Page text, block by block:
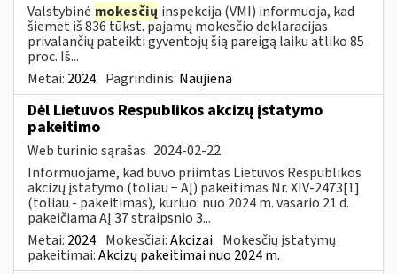
Valstybinė mokesčių inspekcija (VMI) informuoja, kad
šiemet iš 836 tūkst. pajamų mokesčio deklaracijas
privalančių pateikti gyventojų šią pareigą laiku atliko 85
proc. Iš...
Metai: 2024 Pagrindinis: Naujiena
Dėl Lietuvos Respublikos akcizų įstatymo
pakeitimo
Web turinio sąrašas 2024-02-22
Informuojame, kad buvo priimtas Lietuvos Respublikos
akcizų įstatymo (toliau − AĮ) pakeitimas Nr. XIV-2473[1]
(toliau - pakeitimas), kuriuo: nuo 2024 m. vasario 21 d.
pakeičiama AĮ 37 straipsnio 3...
Metai: 2024 Mokesčiai:Akcizai Mokesčių įstatymų
pakeitimai:Akcizų pakeitimai nuo 2024 m.